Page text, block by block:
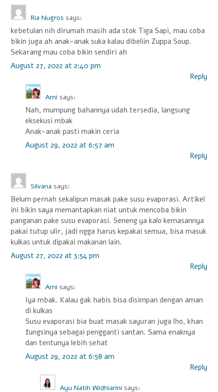
Ria Nugros says:
kebetulan nih dirumah masih ada stok Tiga Sapi, mau coba
bikin juga ah anak-anak suka kalau dibeliin Zuppa Soup.
Sekarang mau coba bikin sendiri ah
August 27, 2022 at 2:40 pm
Reply
Arni says:
Nah, mumpung bahannya udah tersedia, langsung
eksekusi mbak
Anak-anak pasti makin ceria
August 29, 2022 at 6:57 am
Reply
Silvana says:
Belum pernah sekalipun masak pake susu evaporasi. Artikel
ini bikin saya memantapkan niat untuk mencoba bikin
panganan pake susu evaporasi. Seneng ya kalo kemasannya
pakai tutup ulir, jadi ngga harus kepakai semua, bisa masuk
kulkas untuk dipakai makanan lain.
August 27, 2022 at 3:54 pm
Reply
Arni says:
Iya mbak. Kalau gak habis bisa disimpan dengan aman
di kulkas
Susu evaporasi bia buat masak sayuran juga lho, khan
fungsinya sebagai pengganti santan. Sama enaknya
dan tentunya lebih sehat
August 29, 2022 at 6:58 am
Reply
Ayu Natih Widhiarini says: